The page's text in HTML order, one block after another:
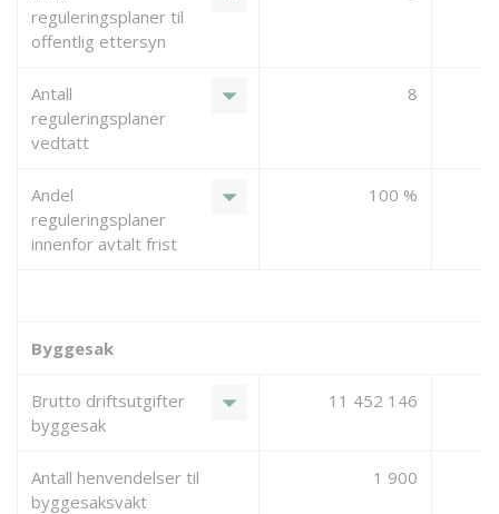
reguleringsplaner til
offentlig ettersyn
Antall
reguleringsplaner
vedtatt
arrow_drop_down 8
Andel
reguleringsplaner
innenfor avtalt frist
arrow_drop_down 100 %
Byggesak
Brutto driftsutgifter
byggesak
arrow_drop_down 11 452 146
Antall henvendelser til
byggesaksvakt
1 900